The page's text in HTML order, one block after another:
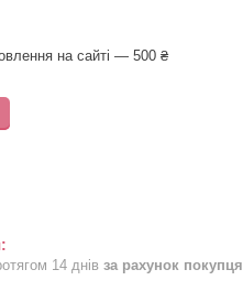
на сайті — 500 ₴
14 днів за рахунок покупця